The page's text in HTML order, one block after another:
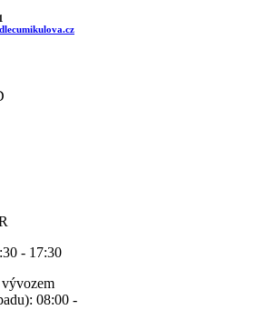
- 17:30
vývozem
08:00 -